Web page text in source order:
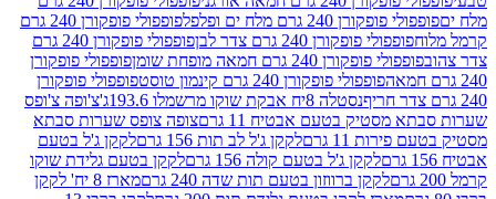
240 גרם מלח ים ופלפל
פופפולי פופקורן 240 גרם
פופפולי פופקורן 240 גרם צדר לבן
פופפולי פופקורן 240 גרם
פופקורן 240 גרם חמאה מופחת שומן
פופפולי פופקורן
פופפולי פופקורן 240 גרם קינמון טוסט
פופפולי פופקורן
נסטלה 8יח אבקת שוקו מרשמלו 193.6ג'
צ'ופה צ'ופס
מסטיק בטעם אבטיח 11 גרם
צופה צופס שערות סבתא
11 גרם
לקקן ג'ל לב תות 156 גרם
לקקן ג'ל בטעם
לקקן ג'ל בטעם קולה 156 גרם
לקקן בטעם גלידת שוקו
לקקן ברווזון בטעם תות שדה 240 גרם
מארז 8 יח' לקקן